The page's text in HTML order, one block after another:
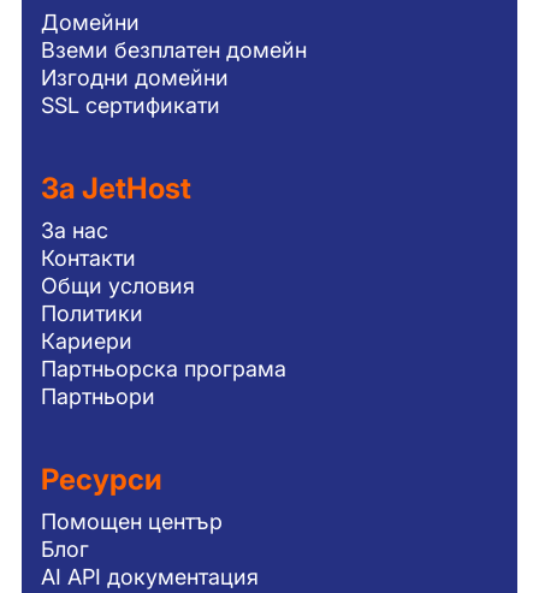
Домейни
Вземи безплатен домейн
Изгодни домейни
SSL сертификати
За JetHost
За нас
Контакти
Общи условия
Политики
Кариери
Партньорска програма
Партньори
Ресурси
Помощен център
Блог
AI API документация